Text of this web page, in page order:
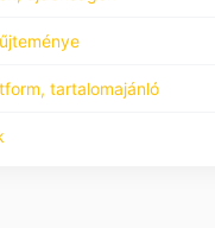
tartalomajánló